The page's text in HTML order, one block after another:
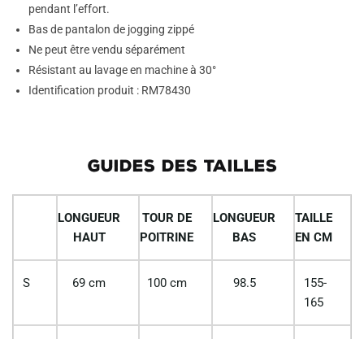
pendant l’effort.
Bas de pantalon de jogging zippé
Ne peut être vendu séparément
Résistant au lavage en machine à 30°
Identification produit : RM78430
GUIDES DES TAILLES
LONGUEUR
HAUT
TOUR DE
POITRINE
LONGUEUR
BAS
TAILLE
EN CM
S 69 cm 100 cm 98.5
155-
165